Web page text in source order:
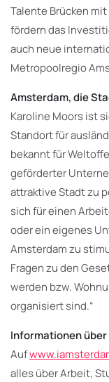
Talente Brücken
fördern das
auch neue
Metropoolregio
Amsterdam, die
Karoline Moors ist
Standort für
bekannt für
geförderter
attraktive Stadt zu
sich für einen
oder ein eigenes
Amsterdam zu
Fragen zu den
werden bzw.
organisiert sind.“
Informationen
Auf
alles über Arbeit,